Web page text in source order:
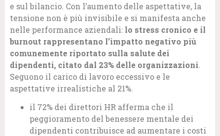
e sul bilancio. Con l’aumento delle aspettative, la
tensione non è più invisibile e si manifesta anche
nelle performance aziendali: lo stress cronico e il
burnout rappresentano l’impatto negativo più
comunemente riportato sulla salute dei
dipendenti, citato dal 23% delle organizzazioni.
Seguono il carico di lavoro eccessivo e le
aspettative irrealistiche al 21%.
il 72% dei direttori HR afferma che il
peggioramento del benessere mentale dei
dipendenti contribuisce ad aumentare i costi